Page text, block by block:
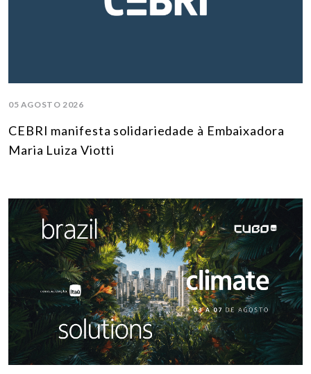
05 AGOSTO 2026
CEBRI manifesta solidariedade à Embaixadora
Maria Luiza Viotti